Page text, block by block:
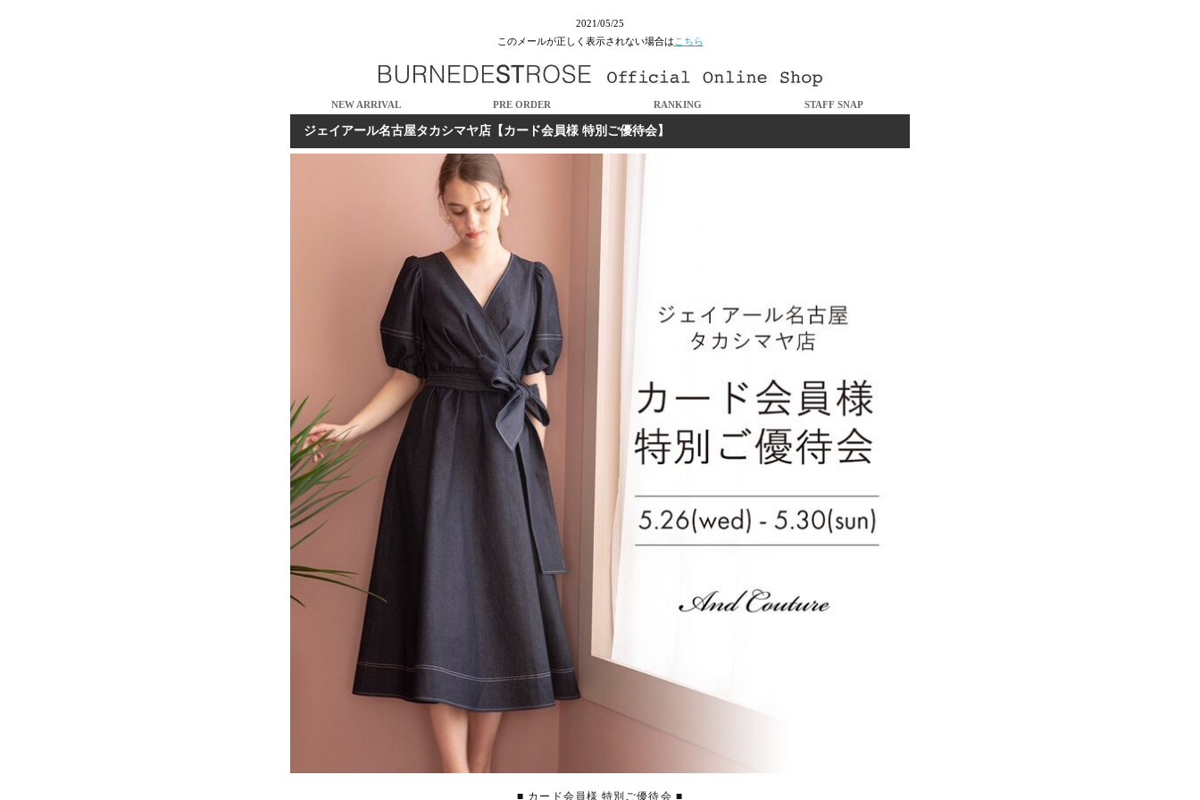
2021/05/25
このメールが正しく表示されない場合は こちら
NEW ARRIVAL PRE ORDER RANKING STAFF SNAP
ジェイアール名古屋タカシマヤ店【カード会員様 特別ご優待会】
■ カード会員様 特別ご優待会 ■